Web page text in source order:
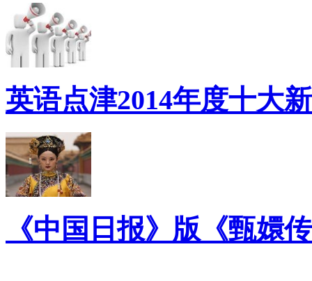
英语点津2014年度十大
《中国日报》版《甄嬛